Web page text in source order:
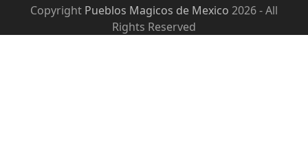
Copyright Pueblos Magicos de Mexico 2026 - All
Rights Reserved